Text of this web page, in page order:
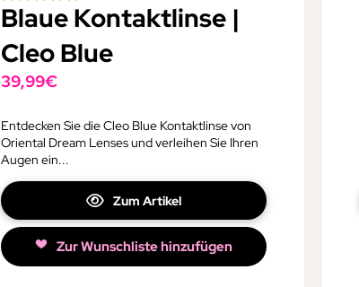
Blaue Kontaktlinse |
Cleo Blue
39,99€
Entdecken Sie die Cleo Blue Kontaktlinse von
Oriental Dream Lenses und verleihen Sie Ihren
Augen ein...
Zum Artikel
Zur Wunschliste hinzufügen